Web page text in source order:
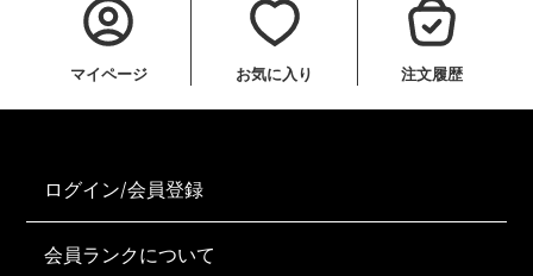
マイページ お気に入り 注文履歴
ログイン/会員登録
会員ランクについて